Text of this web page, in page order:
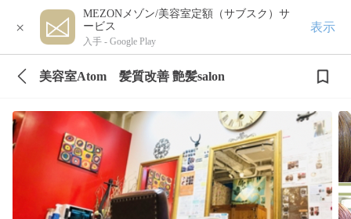
×
MEZONメゾン/美容室定額（サブスク）サ
ービス
入手 - Google Play
表示
美容室Atom 髪質改善 艶髪salon